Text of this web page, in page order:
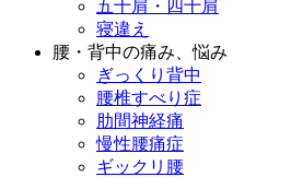
五十肩・四十肩
寝違え
腰・背中の痛み、悩み
ぎっくり背中
腰椎すべり症
肋間神経痛
慢性腰痛症
ギックリ腰